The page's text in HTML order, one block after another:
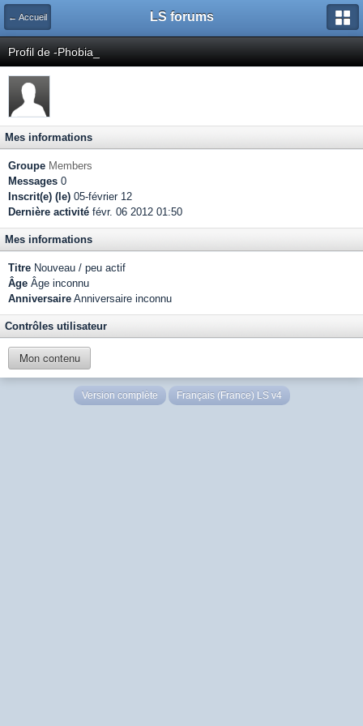
← Accueil LS forums
Profil de -Phobia_
Mes informations
Groupe Members
Messages 0
Inscrit(e) (le) 05-février 12
Dernière activité févr. 06 2012 01:50
Mes informations
Titre Nouveau / peu actif
Âge Âge inconnu
Anniversaire Anniversaire inconnu
Contrôles utilisateur
Mon contenu
Version complète Français (France) LS v4